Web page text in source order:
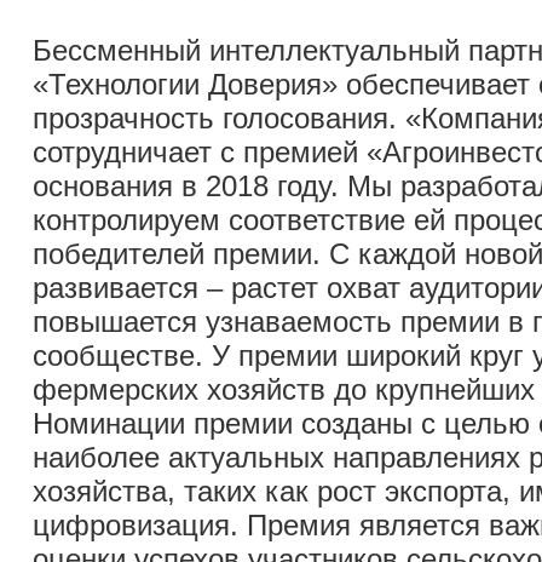
Бессменный интеллектуальный
«Технологии Доверия» обеспечивает
прозрачность голосования.
сотрудничает с премией
основания в 2018 году. Мы
контролируем соответствие ей
победителей премии. С каждой
развивается – растет охват
повышается узнаваемость премии в
сообществе. У премии широкий круг
фермерских хозяйств до крупнейших
Номинации премии созданы с целью
наиболее актуальных направлениях
хозяйства, таких как рост экспорта,
цифровизация. Премия является